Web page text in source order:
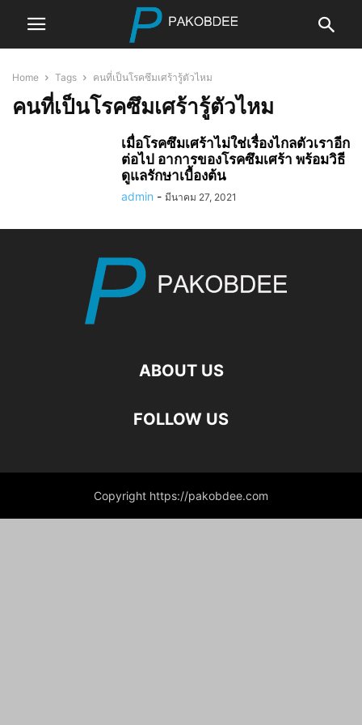
Home Tags คนที่เป็นโรคซึมเศร้ารู้ตัวไหม
คนที่เป็นโรคซึมเศร้ารู้ตัวไหม
เมื่อโรคซึมเศร้าไม่ใช่เรื่องไกลตัวเราอีก
ต่อไป อาการของโรคซึมเศร้า พร้อมวิธี
ดูแลรักษาเบื้องต้น
admin - มีนาคม 27, 2021
ABOUT US
FOLLOW US
Copyright https://pakobdee.com